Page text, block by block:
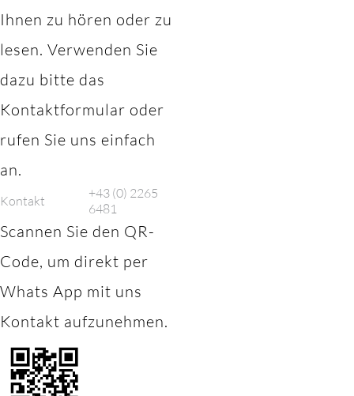
Ihnen zu hören oder zu
lesen. Verwenden Sie
dazu bitte das
Kontaktformular oder
rufen Sie uns einfach
an.
Kontakt
+43 (0) 2265
6481
Scannen Sie den QR-
Code, um direkt per
Whats App mit uns
Kontakt aufzunehmen.